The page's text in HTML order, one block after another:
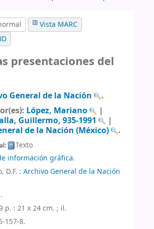
Vista MARC
presentaciones del
General de la Nación
.
López, Mariano
|
Guillermo, 935-1991
|
de la Nación (México)
.
Texto
información gráfica.
D.F. : Archivo General de la Nación
.
p. : 21 x 24 cm. ; il.
157-8.